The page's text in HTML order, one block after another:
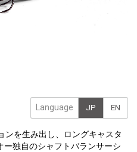
Language JP EN
ンを生み出し、ロングキャスタ
ー独自のシャフトバランサーシ